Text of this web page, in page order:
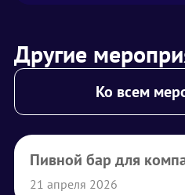
Другие
Ко всем
Пивной бар для
21 апреля 2026